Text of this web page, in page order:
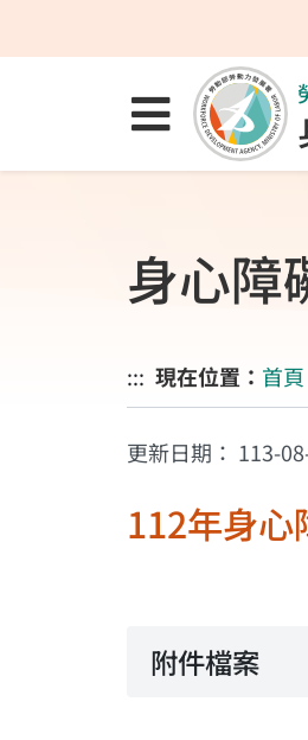
點選開
身心障
::: 現在位置： 首頁
更新日期： 113-
112年身心
附件檔案